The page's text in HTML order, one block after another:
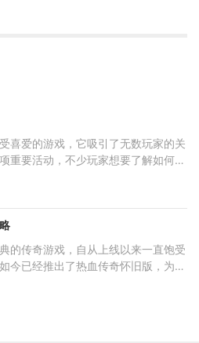
喜爱的游戏，它吸引了无数玩家的关
重要活动，不少玩家想要了解如何进
的传奇游戏，自从上线以来一直饱受
今已经推出了热血传奇怀旧版，为广